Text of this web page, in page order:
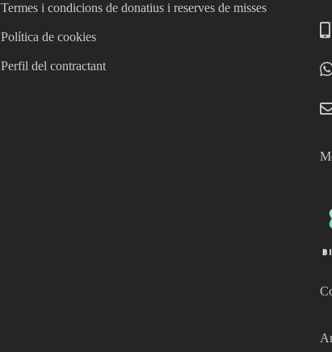
Termes i condicions de donatius i reserves de misses
Política de cookies
Perfil del contractant